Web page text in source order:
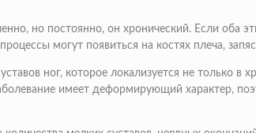
но постоянно, он хронический. Если оба
могут появиться на костях плеча,
ног, которое локализуется не только
имеет деформирующий характер,